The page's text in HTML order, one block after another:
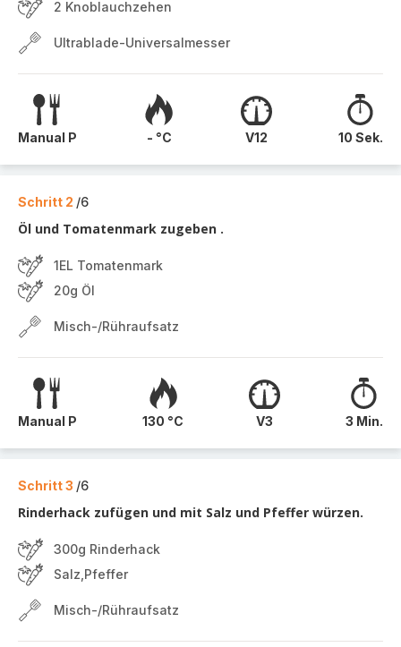
2 Knoblauchzehen
Ultrablade-Universalmesser
Manual P - °C V12 10 Sek.
Schritt 2 /6
Öl und Tomatenmark zugeben .
1EL Tomatenmark
20g Öl
Misch-/Rühraufsatz
Manual P 130 °C V3 3 Min.
Schritt 3 /6
Rinderhack zufügen und mit Salz und Pfeffer würzen.
300g Rinderhack
Salz,Pfeffer
Misch-/Rühraufsatz